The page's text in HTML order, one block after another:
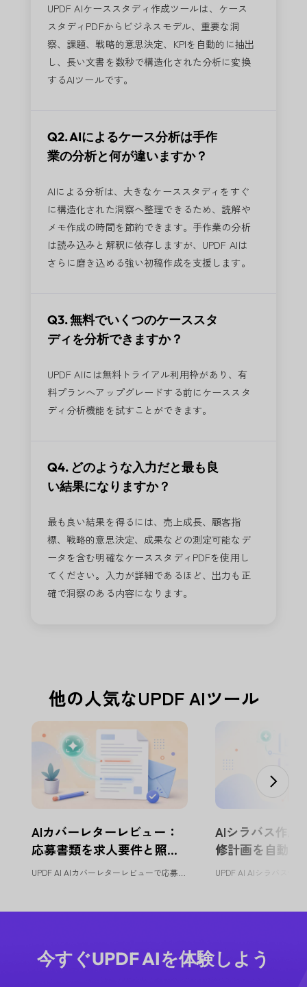
UPDF AIケーススタディ作成ツールは、ケース
スタディPDFからビジネスモデル、重要な洞
察、課題、戦略的意思決定、KPIを自動的に抽出
し、長い文書を数秒で構造化された分析に変換
するAIツールです。
Q2. AIによるケース分析は手作
業の分析と何が違いますか？
AIによる分析は、大きなケーススタディをすぐ
に構造化された洞察へ整理できるため、読解や
メモ作成の時間を節約できます。手作業の分析
は読み込みと解釈に依存しますが、UPDF AIは
さらに磨き込める強い初稿作成を支援します。
Q3. 無料でいくつのケーススタ
ディを分析できますか？
UPDF AIには無料トライアル利用枠があり、有
料プランへアップグレードする前にケーススタ
ディ分析機能を試すことができます。
Q4. どのような入力だと最も良
い結果になりますか？
最も良い結果を得るには、売上成長、顧客指
標、戦略的意思決定、成果などの測定可能なデ
ータを含む明確なケーススタディPDFを使用し
てください。入力が詳細であるほど、出力も正
確で洞察のある内容になります。
他の人気なUPDF AIツール
AIカバーレターレビュー：
応募書類を求人要件と照合 |
UPDF AI
AIシラバス作成
修計画を自動設
今すぐUPDF AIを体験しよう